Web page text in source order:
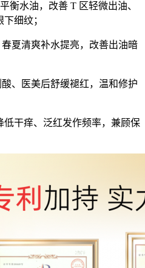
衡水油，改善 T 区轻微出油、
细纹；
夏清爽补水提亮，改善出油暗
、医美后舒缓褪红，温和修护
低干痒、泛红发作频率，兼顾保